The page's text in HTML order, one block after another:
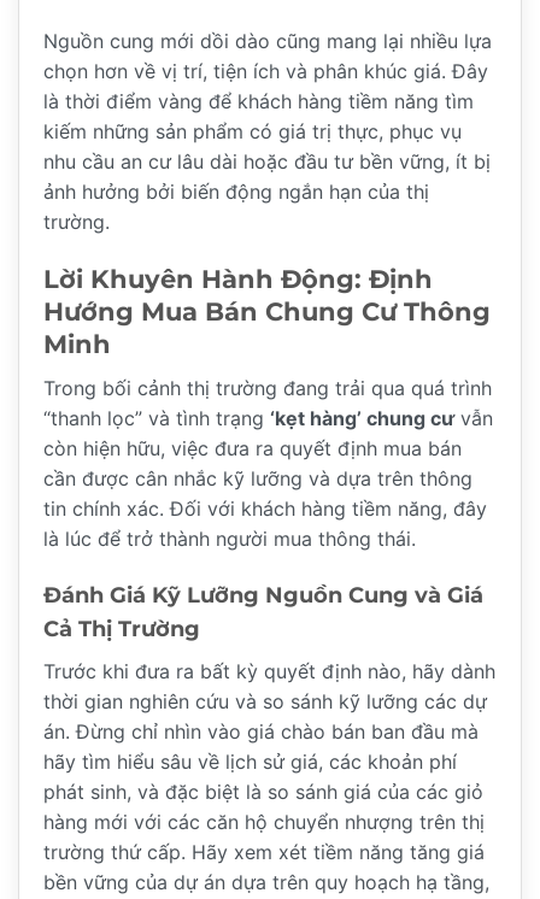
Nguồn cung mới dồi dào cũng mang lại nhiều lựa
chọn hơn về vị trí, tiện ích và phân khúc giá. Đây
là thời điểm vàng để khách hàng tiềm năng tìm
kiếm những sản phẩm có giá trị thực, phục vụ
nhu cầu an cư lâu dài hoặc đầu tư bền vững, ít bị
ảnh hưởng bởi biến động ngắn hạn của thị
trường.
Lời Khuyên Hành Động: Định
Hướng Mua Bán Chung Cư Thông
Minh
Trong bối cảnh thị trường đang trải qua quá trình
“thanh lọc” và tình trạng ‘kẹt hàng’ chung cưvẫn
còn hiện hữu, việc đưa ra quyết định mua bán
cần được cân nhắc kỹ lưỡng và dựa trên thông
tin chính xác. Đối với khách hàng tiềm năng, đây
là lúc để trở thành người mua thông thái.
Đánh Giá Kỹ Lưỡng Nguồn Cung và Giá
Cả Thị Trường
Trước khi đưa ra bất kỳ quyết định nào, hãy dành
thời gian nghiên cứu và so sánh kỹ lưỡng các dự
án. Đừng chỉ nhìn vào giá chào bán ban đầu mà
hãy tìm hiểu sâu về lịch sử giá, các khoản phí
phát sinh, và đặc biệt là so sánh giá của các giỏ
hàng mới với các căn hộ chuyển nhượng trên thị
trường thứ cấp. Hãy xem xét tiềm năng tăng giá
bền vững của dự án dựa trên quy hoạch hạ tầng,